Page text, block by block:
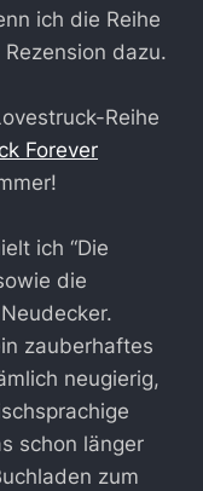
ich die Reihe
dazu.
Reihe
Forever
ich “Die
die
zauberhaftes
neugierig,
schon länger
zum